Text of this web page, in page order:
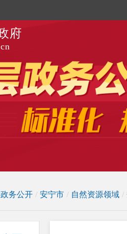
府
务公开 / 安宁市 / 自然资源领域 /